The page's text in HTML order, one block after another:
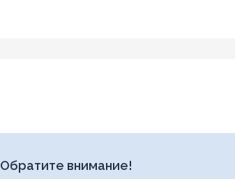
Обратите внимание!